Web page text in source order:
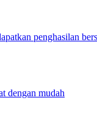
penghasilan
dengan mudah